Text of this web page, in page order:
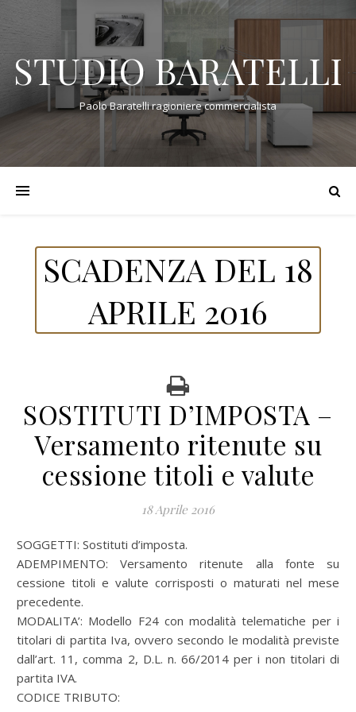
STUDIO BARATELLI
Paolo Baratelli ragioniere commercialista
SCADENZA DEL 18
APRILE 2016
SOSTITUTI D’IMPOSTA –
Versamento ritenute su
cessione titoli e valute
18 Aprile 2016
SOGGETTI: Sostituti d’imposta.
ADEMPIMENTO: Versamento ritenute alla fonte su
cessione titoli e valute corrisposti o maturati nel mese
precedente.
MODALITA’: Modello F24 con modalità telematiche per i
titolari di partita Iva, ovvero secondo le modalità previste
dall’art. 11, comma 2, D.L. n. 66/2014 per i non titolari di
partita IVA.
CODICE TRIBUTO: